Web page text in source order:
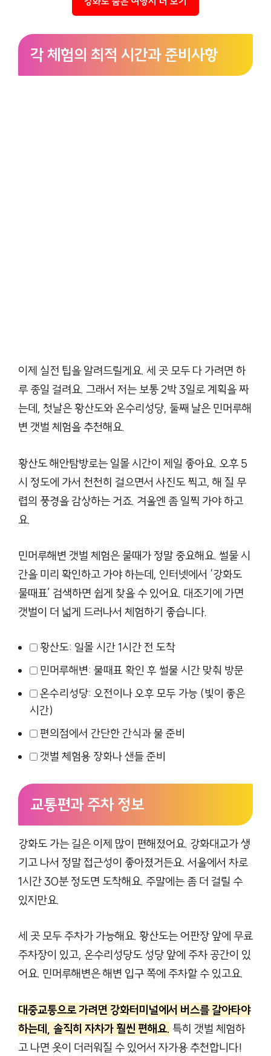
각 체험의 최적 시간과 준비사항
이제 실전 팁을 알려드릴게요. 세 곳 모두 다 가려면 하
루 종일 걸려요. 그래서 저는 보통 2박 3일로 계획을 짜
는데, 첫날은 황산도와 온수리성당, 둘째 날은 민머루해
변 갯벌 체험을 추천해요.
황산도 해안탐방로는 일몰 시간이 제일 좋아요. 오후 5
시 정도에 가서 천천히 걸으면서 사진도 찍고, 해 질 무
렵의 풍경을 감상하는 거죠. 겨울엔 좀 일찍 가야 하고
요.
민머루해변 갯벌 체험은 물때가 정말 중요해요. 썰물 시
간을 미리 확인하고 가야 하는데, 인터넷에서 ‘강화도
물때표’ 검색하면 쉽게 찾을 수 있어요. 대조기에 가면
갯벌이 더 넓게 드러나서 체험하기 좋습니다.
황산도: 일몰 시간 1시간 전 도착
민머루해변: 물때표 확인 후 썰물 시간 맞춰 방문
온수리성당: 오전이나 오후 모두 가능 (빛이 좋은
시간)
편의점에서 간단한 간식과 물 준비
갯벌 체험용 장화나 샌들 준비
교통편과 주차 정보
강화도 가는 길은 이제 많이 편해졌어요. 강화대교가 생
기고 나서 정말 접근성이 좋아졌거든요. 서울에서 차로
1시간 30분 정도면 도착해요. 주말에는 좀 더 걸릴 수
있지만요.
세 곳 모두 주차가 가능해요. 황산도는 어판장 앞에 무료
주차장이 있고, 온수리성당도 성당 앞에 주차 공간이 있
어요. 민머루해변은 해변 입구 쪽에 주차할 수 있고요.
대중교통으로 가려면 강화터미널에서 버스를 갈아타야
하는데, 솔직히 자차가 훨씬 편해요. 특히 갯벌 체험하
고 나면 옷이 더러워질 수 있어서 자가용 추천합니다!